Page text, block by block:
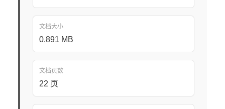
文档大小
0.891 MB
文档页数
22 页